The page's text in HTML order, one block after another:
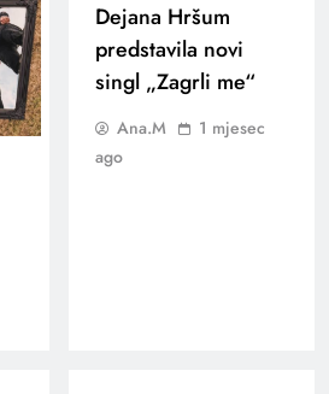
Dejana Hršum
predstavila novi
singl „Zagrli me“
Ana.M
1 mjesec
ago